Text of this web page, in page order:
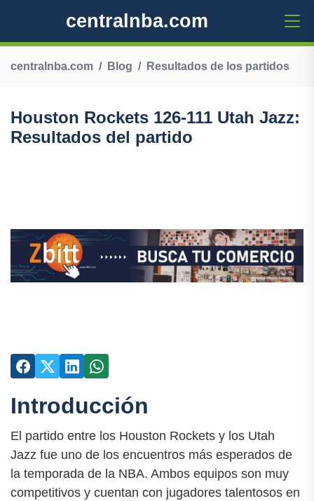
centralnba.com
centralnba.com Blog Resultados de los partidos
Houston Rockets 126-111 Utah Jazz:
Resultados del partido
Introducción
El partido entre los Houston Rockets y los Utah
Jazz fue uno de los encuentros más esperados de
la temporada de la NBA. Ambos equipos son muy
competitivos y cuentan con jugadores talentosos en